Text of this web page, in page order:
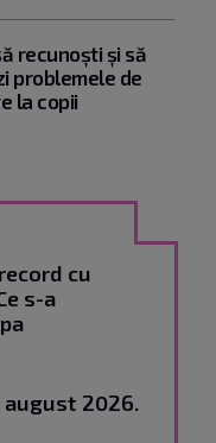
recunoști și să
problemele de
la copii
cu
s-a
august 2026.